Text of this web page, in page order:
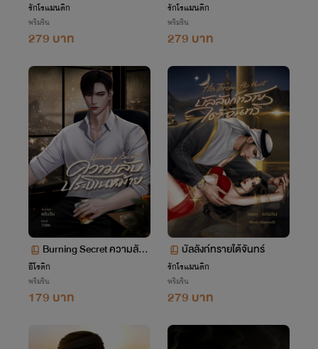
รักโรแมนติก
พริมริน
279 บาท
รักโรแมนติก
พริมริน
279 บาท
Burning Secret ความลับ
ประธานหม้าย
อีโรติก
พริมริน
179 บาท
บัลลังก์ทรายใต้จันทร์
รักโรแมนติก
พริมริน
279 บาท